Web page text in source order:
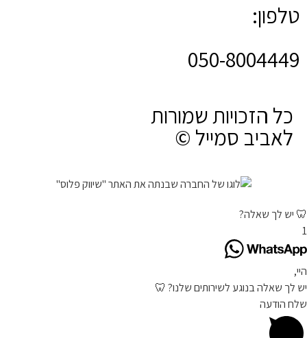
טלפון:
050-8004449
כל הזכויות שמורות
לאביב סמייל ©
🦷 יש לך שאלה?
1
היי,
יש לך שאלה בנוגע לשירותים שלנו? 🦷
שלח הודעה